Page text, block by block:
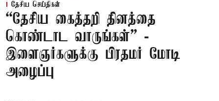
தேசிய செய்திகள்
“தேசிய கைத்தறி தினத்தை
கொண்டாட வாருங்கள்” -
இளைஞர்களுக்கு பிரதமர் மோடி
அழைப்பு